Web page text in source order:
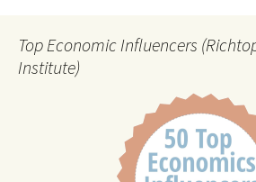
Top Economic Influencers
Institute)